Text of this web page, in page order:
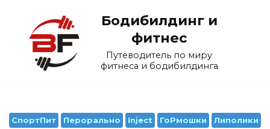
содержанию
Бодибилдинг и
фитнес
Путеводитель по миру
фитнеса и бодибилдинга
СпортПит Перорально Inject ГоРмошки Липолики